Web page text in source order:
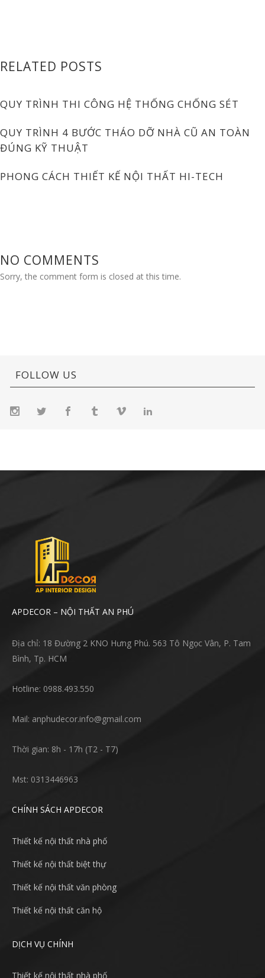
RELATED POSTS
QUY TRÌNH THI CÔNG HỆ THỐNG CHỐNG SÉT
QUY TRÌNH 4 BƯỚC THÁO DỠ NHÀ CŨ AN TOÀN
ĐÚNG KỸ THUẬT
PHONG CÁCH THIẾT KẾ NỘI THẤT HI-TECH
NO COMMENTS
Sorry, the comment form is closed at this time.
FOLLOW US
APDECOR – NỘI THẤT AN PHÚ
Địa chỉ: 18 Đường 2 KNO Hưng Phú. 563 Tô Ngọc Vân, P. Tam
Bình, Tp. HCM
Hotline: 0988.493.550
Mail: anphudecor.info@gmail.com
Thời gian: 8h - 17h (T2 - T7)
Mst: 0313446963
CHÍNH SÁCH APDECOR
Thiết kế nội thất nhà phố
Thiết kế nội thất biệt thự
Thiết kế nội thất văn phòng
Thiết kế nội thất căn hộ
DỊCH VỤ CHÍNH
Thiết kế nội thất nhà phố